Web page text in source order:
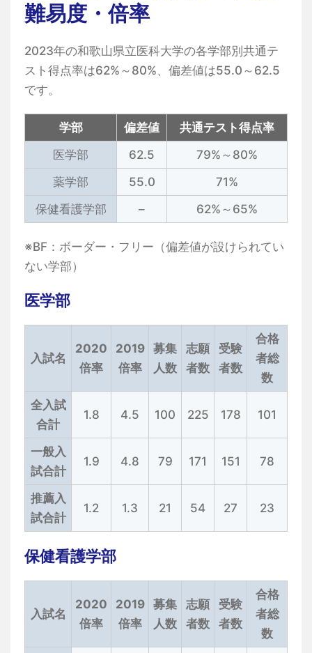
難易度・倍率
2023年の和歌山県立医科大学の各学部別共通テ
スト得点率は62%～80%、偏差値は55.0～62.5
です。
学部 偏差値
共通テスト得点率
医学部
62.5
79%～80%
薬学部
55.0
71%
保健看護学部
– 62%～65%
※BF：ボーダー・フリー（偏差値が設けられてい
ない学部）
医学部
入試名
2020
倍率
2019
倍率
募集
人数
志願
者数
受験
者数
合格
者総
数
全入試
合計
1.8 4.5 100 225 178 101
一般入
試合計
1.9 4.8 79 171 151 78
推薦入
試合計
1.2 1.3 21 54 27 23
保健看護学部
入試名
2020
倍率
2019
倍率
募集
人数
志願
者数
受験
者数
合格
者総
数